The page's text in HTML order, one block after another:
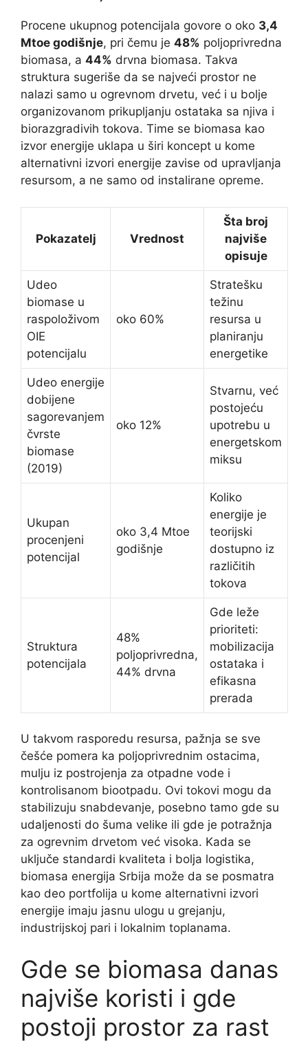
Procene ukupnog potencijala govore o oko 3,4
Mtoe godišnje, pri čemu je 48% poljoprivredna
biomasa, a 44% drvna biomasa. Takva
struktura sugeriše da se najveći prostor ne
nalazi samo u ogrevnom drvetu, već i u bolje
organizovanom prikupljanju ostataka sa njiva i
biorazgradivih tokova. Time se biomasa kao
izvor energije uklapa u širi koncept u kome
alternativni izvori energije zavise od upravljanja
resursom, a ne samo od instalirane opreme.
Pokazatelj Vrednost
Šta broj
najviše
opisuje
Udeo
biomase u
raspoloživom
OIE
potencijalu
oko 60%
Stratešku
težinu
resursa u
planiranju
energetike
Udeo energije
dobijene
sagorevanjem
čvrste
biomase
(2019)
oko 12%
Stvarnu, već
postojeću
upotrebu u
energetskom
miksu
Ukupan
procenjeni
potencijal
oko 3,4 Mtoe
godišnje
Koliko
energije je
teorijski
dostupno iz
različitih
tokova
Struktura
potencijala
48%
poljoprivredna,
44% drvna
Gde leže
prioriteti:
mobilizacija
ostataka i
efikasna
prerada
U takvom rasporedu resursa, pažnja se sve
češće pomera ka poljoprivrednim ostacima,
mulju iz postrojenja za otpadne vode i
kontrolisanom biootpadu. Ovi tokovi mogu da
stabilizuju snabdevanje, posebno tamo gde su
udaljenosti do šuma velike ili gde je potražnja
za ogrevnim drvetom već visoka. Kada se
uključe standardi kvaliteta i bolja logistika,
biomasa energija Srbija može da se posmatra
kao deo portfolija u kome alternativni izvori
energije imaju jasnu ulogu u grejanju,
industrijskoj pari i lokalnim toplanama.
Gde se biomasa danas
najviše koristi i gde
postoji prostor za rast